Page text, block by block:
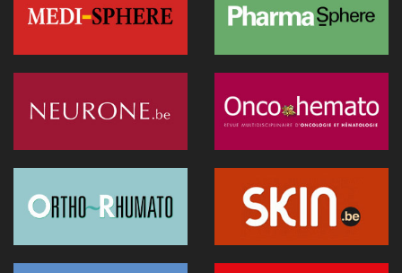
réel à la décision clinique
20 janvier 2026 - 08:05